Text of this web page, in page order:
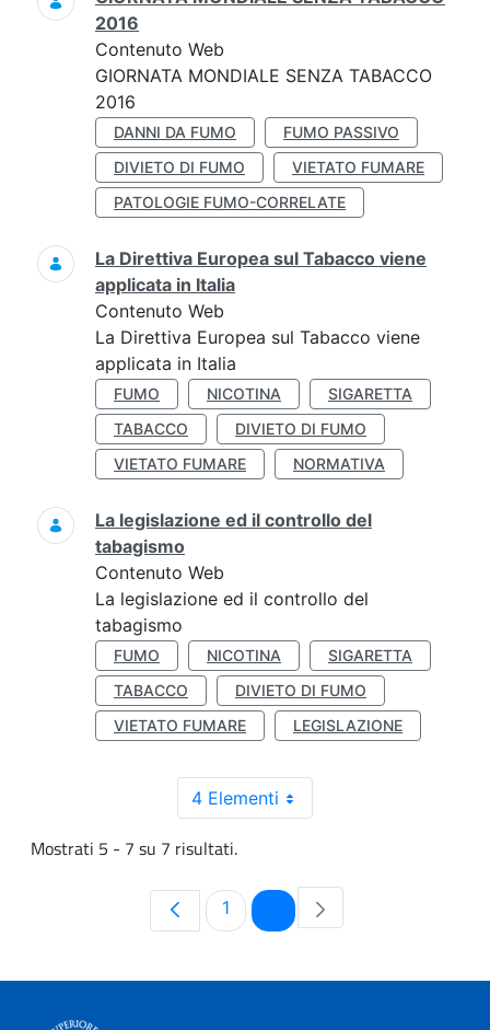
2016
Contenuto Web
GIORNATA MONDIALE SENZA TABACCO
2016
DANNI DA FUMO
FUMO PASSIVO
DIVIETO DI FUMO
VIETATO FUMARE
PATOLOGIE FUMO-CORRELATE
La Direttiva Europea sul Tabacco viene
applicata in Italia
Contenuto Web
La Direttiva Europea sul Tabacco viene
applicata in Italia
FUMO NICOTINA
SIGARETTA
TABACCO
DIVIETO DI FUMO
VIETATO FUMARE
NORMATIVA
La legislazione ed il controllo del
tabagismo
Contenuto Web
La legislazione ed il controllo del
tabagismo
FUMO NICOTINA
SIGARETTA
TABACCO
DIVIETO DI FUMO
VIETATO FUMARE
LEGISLAZIONE
4 Elementi
Mostrati 5 - 7 su 7 risultati.
Pagina
1 Pagina